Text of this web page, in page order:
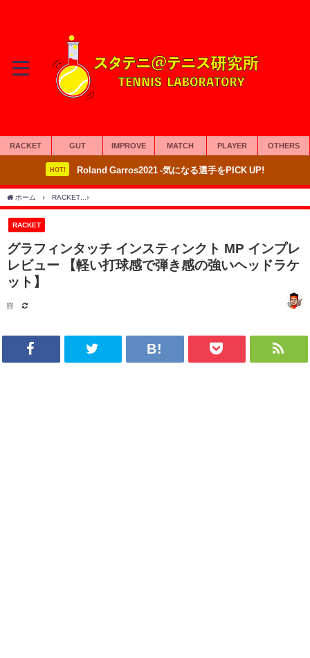
RACKET GUT IMPROVE MATCH PLAYER OTHERS
HOT! Roland Garros2021 -気になる選手をPICK UP!
ホーム RACKET
RACKET
グラフィンタッチ インスティンクト MP インプレ
レビュー 【軽い打球感で弾き感の強いヘッドラケ
ット】